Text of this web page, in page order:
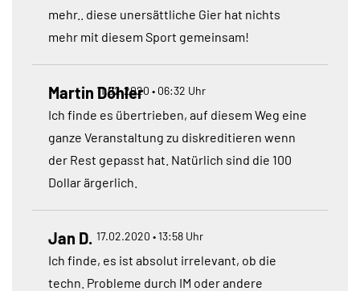
mehr.. diese unersättliche Gier hat nichts
mehr mit diesem Sport gemeinsam!
Martin Döhler11.02.2020 • 06:32 Uhr
Ich finde es übertrieben, auf diesem Weg eine
ganze Veranstaltung zu diskreditieren wenn
der Rest gepasst hat. Natürlich sind die 100
Dollar ärgerlich.
Jan D. 17.02.2020 • 13:58 Uhr
Ich finde, es ist absolut irrelevant, ob die
techn. Probleme durch IM oder andere